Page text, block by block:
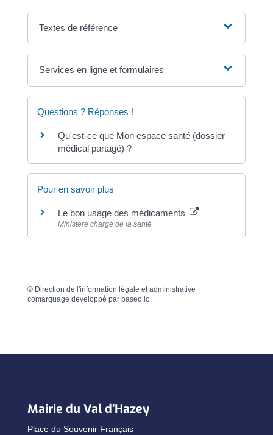
Textes de référence
Services en ligne et formulaires
Questions ? Réponses !
Qu'est-ce que Mon espace santé (dossier
médical partagé) ?
Pour en savoir plus
Le bon usage des médicaments
Ministère chargé de la santé
© Direction de l'information légale et administrative
comarquage developpé par baseo.io
Mairie du Val d’Hazey
Place du Souvenir Français